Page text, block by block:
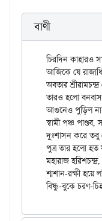
বাণী
চিরদিন কাহারও
আজিকে যে
অবতার
তারও হলো বনবাস
আগুনেও পুড়িল না
স্বামী পঞ্চ
দুঃশাসন করে তবু
পুত্র তার হলো হত
মহারাজ
শ্মশান-রক্ষী হয়ে